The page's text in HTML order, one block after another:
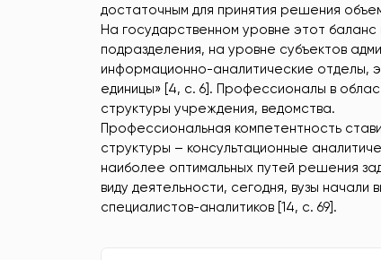
достаточным для принятия решения
На государственном уровне этот
подразделения, на уровне субъектов
информационно-аналитические отделы,
единицы» [4, с. 6]. Профессионалы в
структуры учреждения, ведомства.
Профессиональная компетентность
структуры – консультационные
наиболее оптимальных путей решения
виду деятельности, сегодня, вузы начали
специалистов-аналитиков [14, c. 69].